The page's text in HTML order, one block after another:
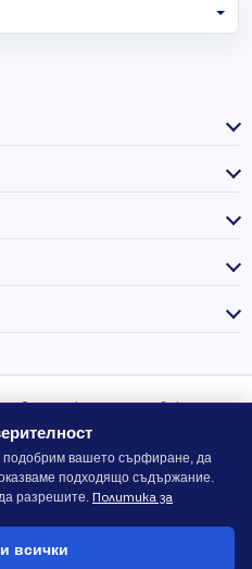
българското търговско
се показват без ДДС, а ДДС се
на поръчката, когато е
LTD,
подобрим вашето сърфиране, да
подходящо съдържание.
разрешите. Политика за
всички